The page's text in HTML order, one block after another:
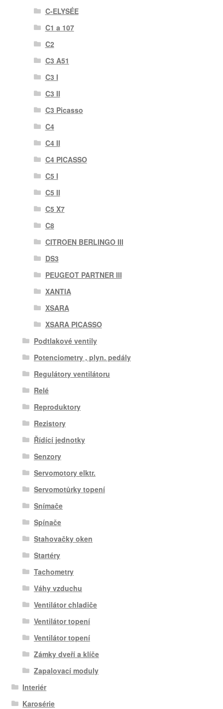
C-ELYSÉE
C1 a 107
C2
C3 A51
C3 I
C3 II
C3 Picasso
C4
C4 II
C4 PICASSO
C5 I
C5 II
C5 X7
C8
CITROEN BERLINGO III
DS3
PEUGEOT PARTNER III
XANTIA
XSARA
XSARA PICASSO
Podtlakové ventily
Potenciometry , plyn. pedály
Regulátory ventilátoru
Relé
Reproduktory
Rezistory
Řídící jednotky
Senzory
Servomotory elktr.
Servomotůrky topení
Snímače
Spínače
Stahovačky oken
Startéry
Tachometry
Váhy vzduchu
Ventilátor chladiče
Ventilátor topení
Ventilátor topení
Zámky dveří a klíče
Zapalovací moduly
Interiér
Karosérie